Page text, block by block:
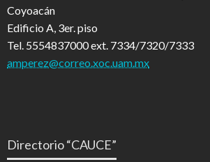
Coyoacán
Edificio A, 3er. piso
Tel. 5554837000 ext. 7334/7320/7333
amperez@correo.xoc.uam.mx
Directorio “CAUCE”